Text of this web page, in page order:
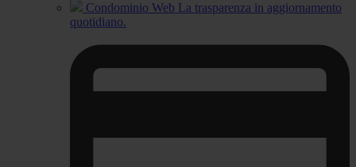
Condominio Web La trasparenza in aggiornamento
quotidiano.